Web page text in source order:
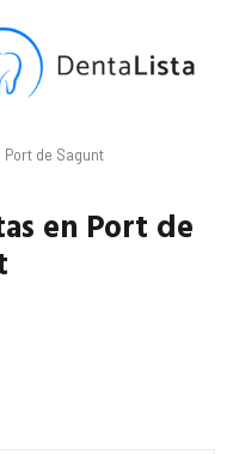
Port de Sagunt
en Port de